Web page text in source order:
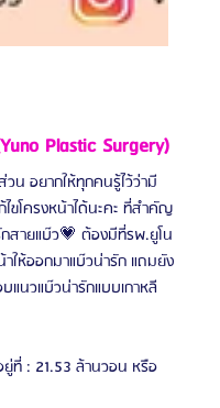
Plastic Surgery)
น อยากให้ทุกคนรู้ไว้ว่ามี
ไขโครงหน้าได้นะคะ ที่สำคัญ
สายแบ๊ว💗 ต้องมีที่รพ.ยูโน
าให้ออกมาแบ๊วน่ารัก แถมยัง
แนวแบ๊วน่ารักแบบเกาหลี
ที่ : 21.53 ล้านวอน หรือ